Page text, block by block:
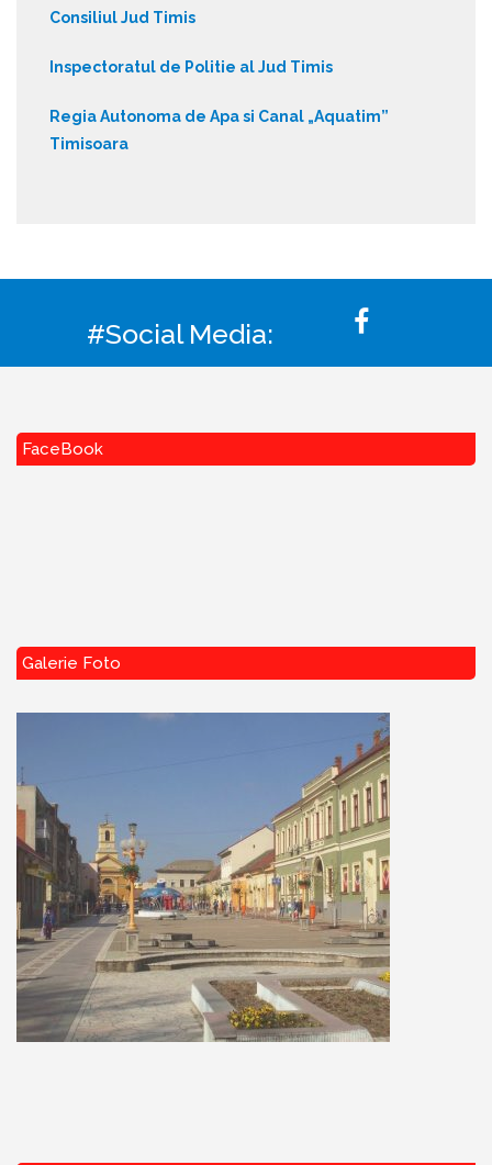
Consiliul Jud Timis
Inspectoratul de Politie al Jud Timis
Regia Autonoma de Apa si Canal „Aquatim”
Timisoara
#Social Media:
FaceBook
Galerie Foto